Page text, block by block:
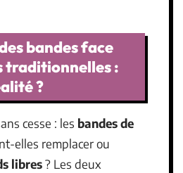
bandes face
traditionnelles :
?
cesse : les bandes de
elles remplacer ou
libres? Les deux